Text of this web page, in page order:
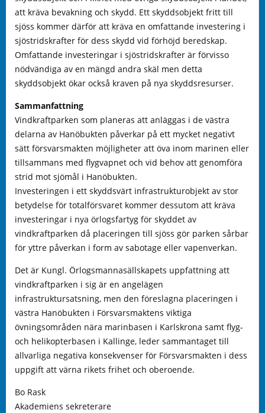
att kräva bevakning och skydd. Ett skyddsobjekt fritt till
sjöss kommer därför att kräva en omfattande investering i
sjöstridskrafter för dess skydd vid förhöjd beredskap.
Omfattande investeringar i sjöstridskrafter är förvisso
nödvändiga av en mängd andra skäl men detta
skyddsobjekt ökar också kraven på nya skyddsresurser.
Sammanfattning
Vindkraftparken som planeras att anläggas i de västra
delarna av Hanöbukten påverkar på ett mycket negativt
sätt försvarsmakten möjligheter att öva inom marinen eller
tillsammans med flygvapnet och vid behov att genomföra
strid mot sjömål i Hanöbukten.
Investeringen i ett skyddsvärt infrastrukturobjekt av stor
betydelse för totalförsvaret kommer dessutom att kräva
investeringar i nya örlogsfartyg för skyddet av
vindkraftparken då placeringen till sjöss gör parken sårbar
för yttre påverkan i form av sabotage eller vapenverkan.
Det är Kungl. Örlogsmannasällskapets uppfattning att
vindkraftparken i sig är en angelägen
infrastruktursatsning, men den föreslagna placeringen i
västra Hanöbukten i Försvarsmaktens viktiga
övningsområden nära marinbasen i Karlskrona samt flyg-
och helikopterbasen i Kallinge, leder sammantaget till
allvarliga negativa konsekvenser för Försvarsmakten i dess
uppgift att värna rikets frihet och oberoende.
Bo Rask
Akademiens sekreterare